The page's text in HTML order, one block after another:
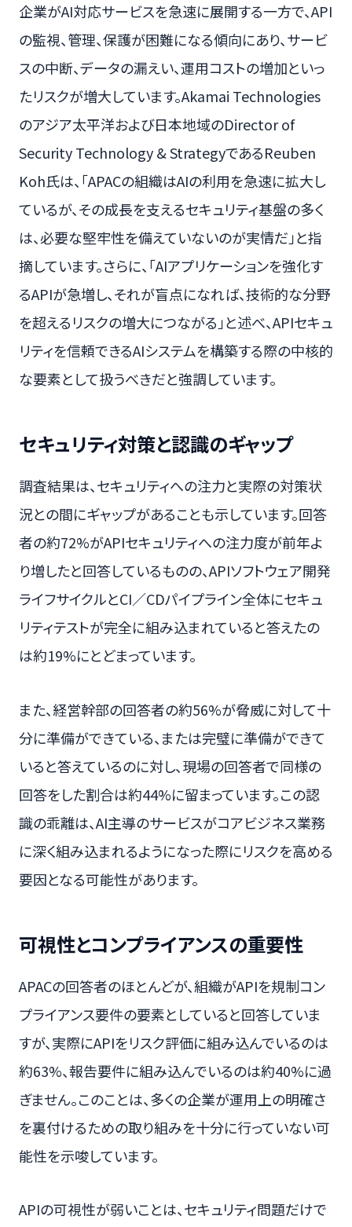
企業がAI対応サービスを急速に展開する一方で、API
の監視、管理、保護が困難になる傾向にあり、サービ
スの中断、データの漏えい、運用コストの増加といっ
たリスクが増大しています。Akamai Technologies
のアジア太平洋および日本地域のDirector of
Security Technology & StrategyであるReuben
Koh氏は、「APACの組織はAIの利用を急速に拡大し
ているが、その成長を支えるセキュリティ基盤の多く
は、必要な堅牢性を備えていないのが実情だ」と指
摘しています。さらに、「AIアプリケーションを強化す
るAPIが急増し、それが盲点になれば、技術的な分野
を超えるリスクの増大につながる」と述べ、APIセキュ
リティを信頼できるAIシステムを構築する際の中核的
な要素として扱うべきだと強調しています。
セキュリティ対策と認識のギャップ
調査結果は、セキュリティへの注力と実際の対策状
況との間にギャップがあることも示しています。回答
者の約72%がAPIセキュリティへの注力度が前年よ
り増したと回答しているものの、APIソフトウェア開発
ライフサイクルとCI／CDパイプライン全体にセキュ
リティテストが完全に組み込まれていると答えたの
は約19%にとどまっています。
また、経営幹部の回答者の約56%が脅威に対して十
分に準備ができている、または完璧に準備ができて
いると答えているのに対し、現場の回答者で同様の
回答をした割合は約44%に留まっています。この認
識の乖離は、AI主導のサービスがコアビジネス業務
に深く組み込まれるようになった際にリスクを高める
要因となる可能性があります。
可視性とコンプライアンスの重要性
APACの回答者のほとんどが、組織がAPIを規制コン
プライアンス要件の要素としていると回答していま
すが、実際にAPIをリスク評価に組み込んでいるのは
約63%、報告要件に組み込んでいるのは約40%に過
ぎません。このことは、多くの企業が運用上の明確さ
を裏付けるための取り組みを十分に行っていない可
能性を示唆しています。
APIの可視性が弱いことは、セキュリティ問題だけで